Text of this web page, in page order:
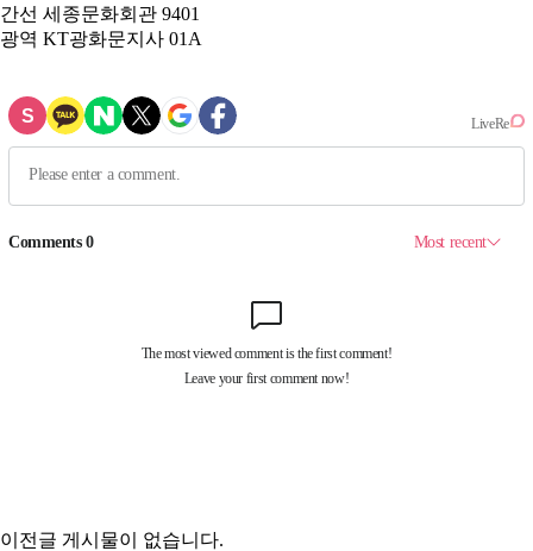
간선 세종문화회관 9401
광역 KT광화문지사 01A
이전글 게시물이 없습니다.